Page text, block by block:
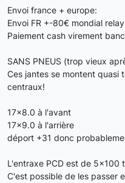
Envoi france + europe:
Envoi FR +-80€ mondial
Paiement cash virement
SANS PNEUS (trop vieux
Ces jantes se montent quasi
centraux!
17x8.0 à l'avant
17x9.0 à l'arrière
déport +31 donc
L'entraxe PCD est de 5x100
C'est possible de les passer